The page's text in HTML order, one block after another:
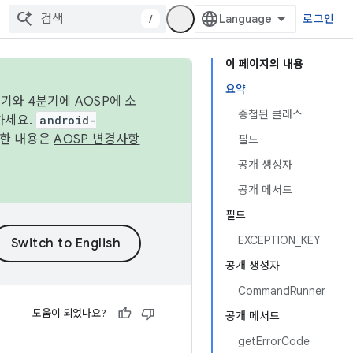
/ 로그인
이 페이지의 내용
요약
중첩된 클래스
필드
공개 생성자
공개 메서드
필드
EXCEPTION_KEY
공개 생성자
CommandRunner
공개 메서드
getErrorCode
와 4분기에 AOSP에 소
세요. android-
내용은AOSP 변경사항
도움이 되었나요?